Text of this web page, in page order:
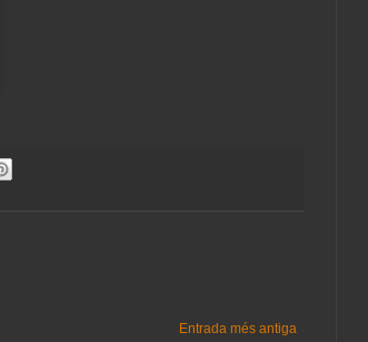
Entrada més antiga